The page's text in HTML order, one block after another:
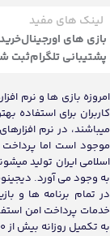
لینک های مفید
بازی های اورجینال
پشتیبانی تلگرامثبت
امروزه بازی ها و نرم
کاربران برای استفاده
میباشند، در نرم
موجود است اما پرداخت
اسلامی ایران تولید
به وجود می آورد.
در تمام برنامه ها و
خدمات پرداخت امن
به تکمیل روزانه بیش از 500 سفارشات کاربران ایرانی میباشد.